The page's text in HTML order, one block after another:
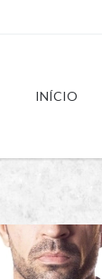
INÍCIO